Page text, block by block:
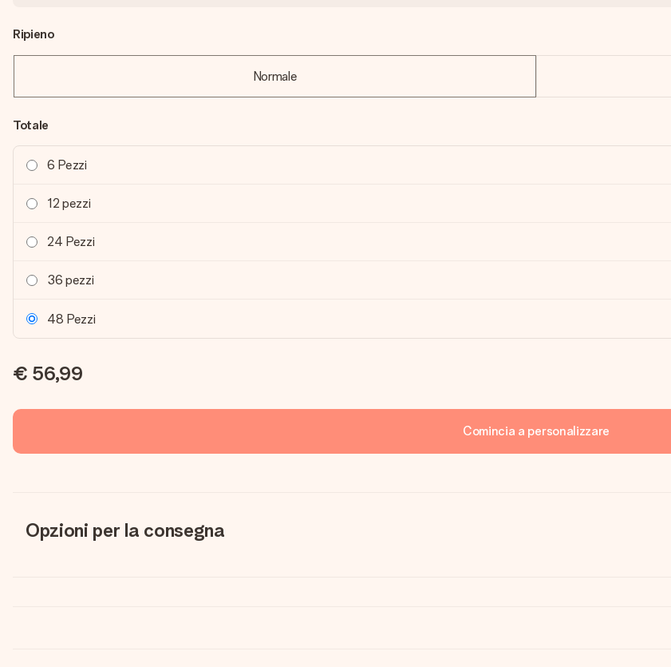
Ripieno
Normale
Totale
6 Pezzi
12 pezzi
24 Pezzi
36 pezzi
48 Pezzi
€ 56,99
Comincia a personalizzare
Opzioni per la consegna